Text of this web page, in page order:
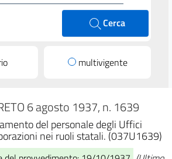
Cerca
multivigente
6 agosto 1937, n. 1639
del personale degli Uffici
nei ruoli statali. (037U1639)